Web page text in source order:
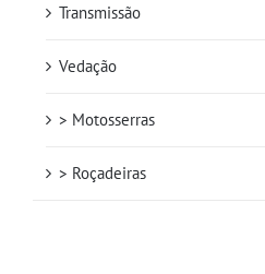
Transmissão
Vedação
> Motosserras
> Roçadeiras